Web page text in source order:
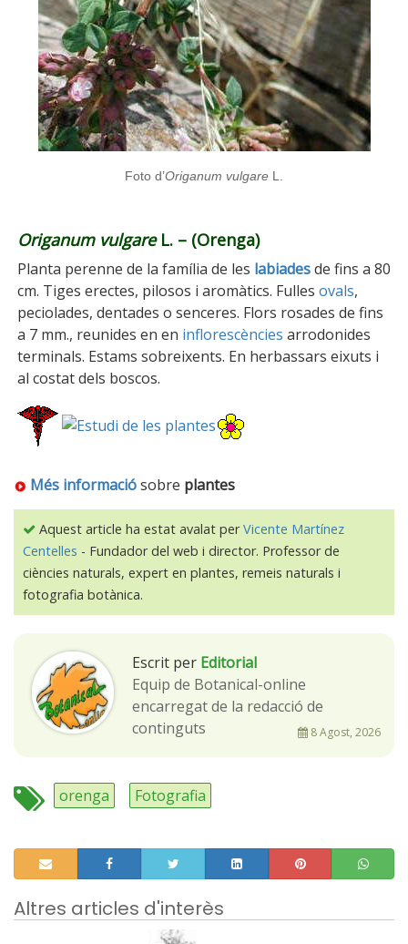
Foto d’Origanum vulgare L.
Origanum vulgareL. – (Orenga)
Planta perenne de la família de les labiadesde fins a 80
cm. Tiges erectes, pilosos i aromàtics. Fulles ovals,
peciolades, dentades o senceres. Flors rosades de fins
a 7 mm., reunides en en inflorescències arrodonides
terminals. Estams sobreixents. En herbassars eixuts i
al costat dels boscos.
Més informaciósobre plantes
Aquest article ha estat avalat perVicente Martínez
Centelles - Fundador del web i director. Professor de
ciències naturals, expert en plantes, remeis naturals i
fotografia botànica.
Escrit per Editorial
Equip de Botanical-online
encarregat de la redacció de
continguts
8 Agost, 2026
orenga Fotografia
Altres articles d'interès